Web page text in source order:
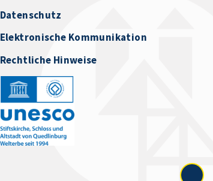
Datenschutz
Elektronische Kommunikation
Rechtliche Hinweise